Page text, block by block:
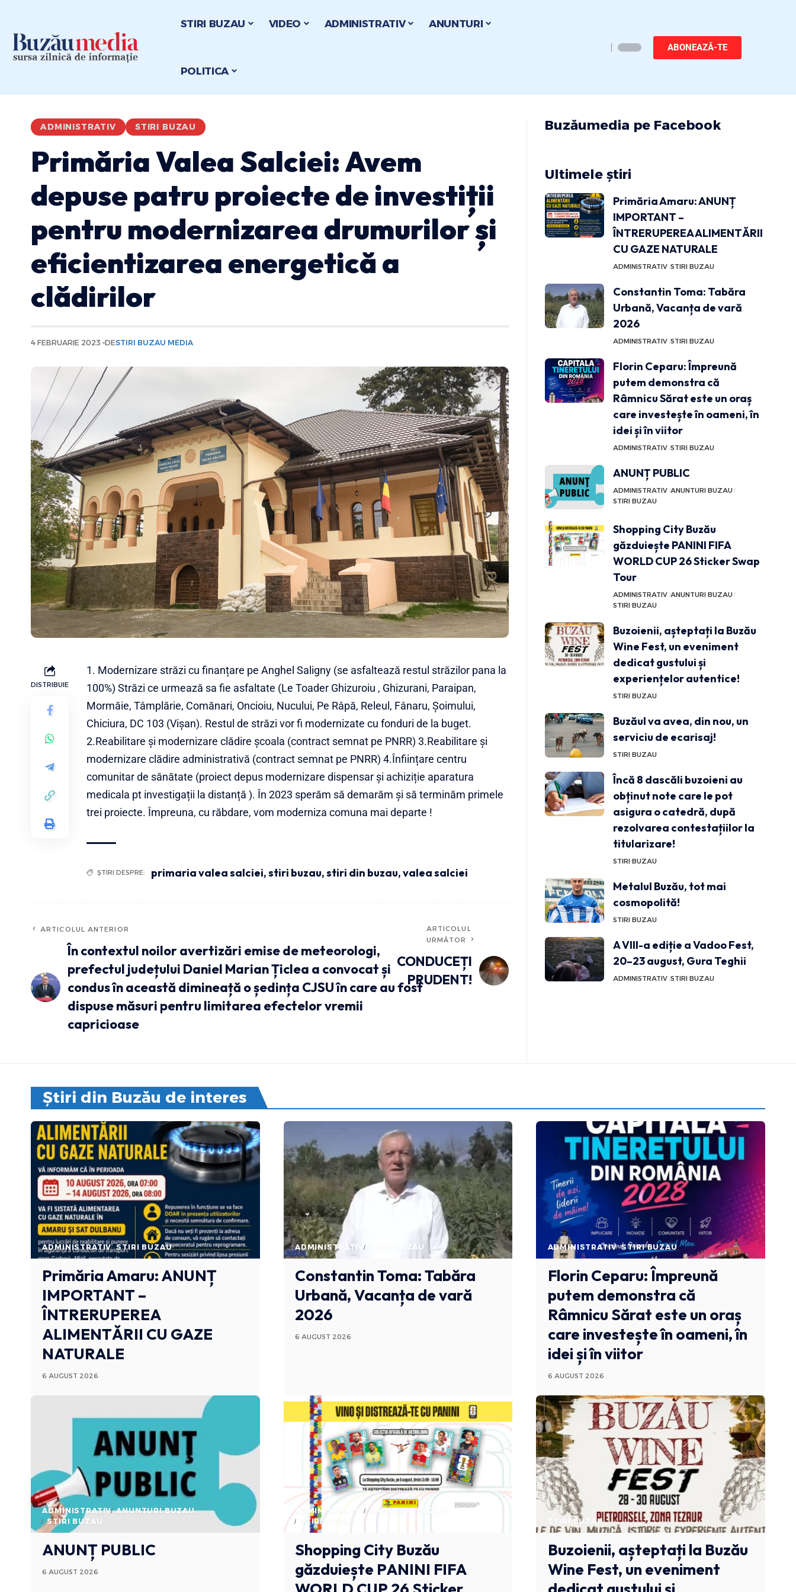
STIRI BUZAU VIDEO ADMINISTRATIV ANUNTURI
POLITICA
ABONEAZĂ-TE
ADMINISTRATIV STIRI BUZAU
Primăria Valea Salciei: Avem
depuse patru proiecte de investiții
pentru modernizarea drumurilor și
eficientizarea energetică a
clădirilor
4 FEBRUARIE 2023 DESTIRI BUZAU MEDIA
DISTRIBUIE
1. Modernizare străzi cu finanțare pe Anghel Saligny (se asfaltează restul străzilor pana la
100%) Străzi ce urmează sa fie asfaltate (Le Toader Ghizuroiu , Ghizurani, Paraipan,
Mormăie, Tâmplărie, Comănari, Oncioiu, Nucului, Pe Râpă, Releul, Fânaru, Șoimului,
Chiciura, DC 103 (Vișan). Restul de străzi vor fi modernizate cu fonduri de la buget.
2.Reabilitare și modernizare clădire școala (contract semnat pe PNRR) 3.Reabilitare și
modernizare clădire administrativă (contract semnat pe PNRR) 4.Înființare centru
comunitar de sănătate (proiect depus modernizare dispensar și achiziție aparatura
medicala pt investigații la distanță ). În 2023 sperăm să demarăm și să terminăm primele
trei proiecte. Împreuna, cu răbdare, vom moderniza comuna mai departe !
ȘTIRI DESPRE: primaria valea salciei,stiri buzau,stiri din buzau,valea salciei
ARTICOLUL ANTERIOR
În contextul noilor avertizări emise de meteorologi,
prefectul județului Daniel Marian Țiclea a convocat și
condus în această dimineață o ședința CJSU în care au fost
dispuse măsuri pentru limitarea efectelor vremii
capricioase
ARTICOLUL
URMĂTOR
CONDUCEȚI
PRUDENT!
Buzăumedia pe Facebook
Ultimele știri
Primăria Amaru: ANUNȚ
IMPORTANT –
ÎNTRERUPEREA ALIMENTĂRII
CU GAZE NATURALE
ADMINISTRATIV STIRI BUZAU
Constantin Toma: Tabăra
Urbană, Vacanța de vară
2026
ADMINISTRATIV STIRI BUZAU
Florin Ceparu: Împreună
putem demonstra că
Râmnicu Sărat este un oraș
care investește în oameni, în
idei și în viitor
ADMINISTRATIV STIRI BUZAU
ANUNȚ PUBLIC
ADMINISTRATIV ANUNTURI BUZAU
STIRI BUZAU
Shopping City Buzău
găzduiește PANINI FIFA
WORLD CUP 26 Sticker Swap
Tour
ADMINISTRATIV ANUNTURI BUZAU
STIRI BUZAU
Buzoienii, așteptați la Buzău
Wine Fest, un eveniment
dedicat gustului și
experiențelor autentice!
STIRI BUZAU
Buzăul va avea, din nou, un
serviciu de ecarisaj!
STIRI BUZAU
Încă 8 dascăli buzoieni au
obținut note care le pot
asigura o catedră, după
rezolvarea contestațiilor la
titularizare!
STIRI BUZAU
Metalul Buzău, tot mai
cosmopolită!
STIRI BUZAU
A VIII-a ediție a Vadoo Fest,
20–23 august, Gura Teghii
ADMINISTRATIV STIRI BUZAU
Știri din Buzău de interes
ADMINISTRATIV STIRI BUZAU
Primăria Amaru: ANUNȚ
IMPORTANT –
ÎNTRERUPEREA
ALIMENTĂRII CU GAZE
NATURALE
6 AUGUST 2026
ADMINISTRATIV STIRI BUZAU
Constantin Toma: Tabăra
Urbană, Vacanța de vară
2026
6 AUGUST 2026
ADMINISTRATIV STIRI BUZAU
Florin Ceparu: Împreună
putem demonstra că
Râmnicu Sărat este un oraș
care investește în oameni, în
idei și în viitor
6 AUGUST 2026
ADMINISTRATIV ANUNTURI BUZAU
STIRI BUZAU
ANUNȚ PUBLIC
6 AUGUST 2026
ADMINISTRATIV ANUNTURI BUZAU
STIRI BUZAU
Shopping City Buzău
găzduiește PANINI FIFA
STIRI BUZAU
Buzoienii, așteptați la Buzău
Wine Fest, un eveniment